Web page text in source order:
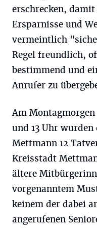
erschrecken,
Ersparnisse und
vermeintlich
Regel freundlich,
bestimmend und
Anrufer zu
Am
und 13 Uhr
Mettmann 12
Kreisstadt
ältere
vorgenanntem
keinem der dabei
angerufenen